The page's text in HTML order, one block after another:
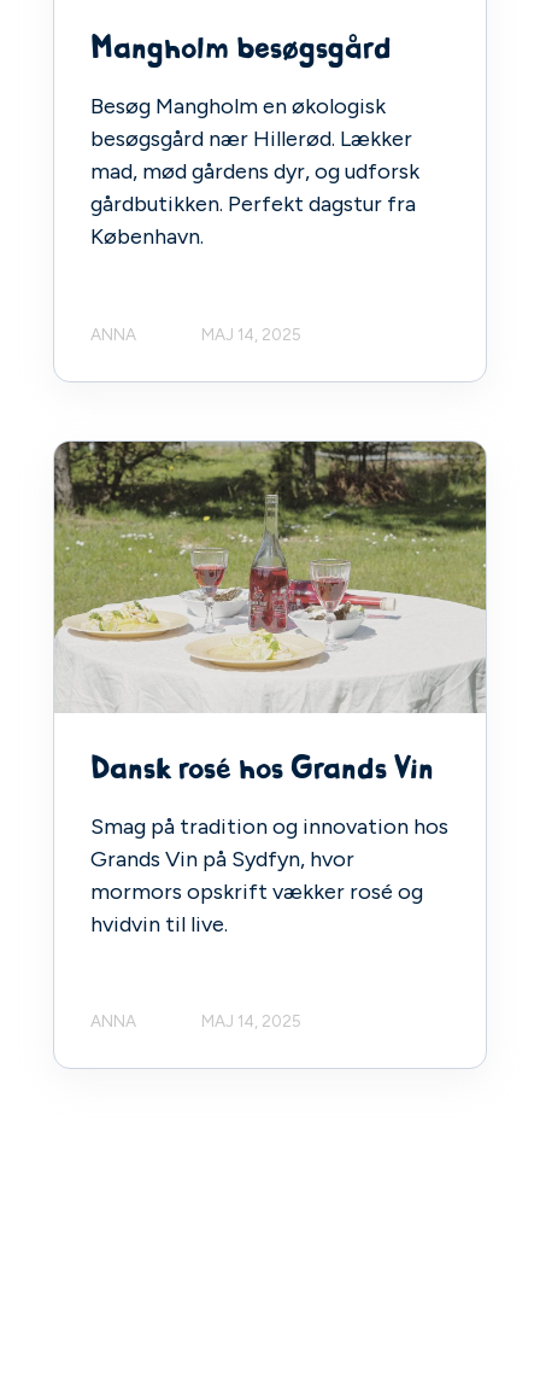
Mangholm besøgsgård
Besøg Mangholm en økologisk
besøgsgård nær Hillerød. Lækker
mad, mød gårdens dyr, og udforsk
gårdbutikken. Perfekt dagstur fra
København.
ANNA MAJ 14, 2025
Dansk rosé hos Grands Vin
Smag på tradition og innovation hos
Grands Vin på Sydfyn, hvor
mormors opskrift vækker rosé og
hvidvin til live.
ANNA MAJ 14, 2025